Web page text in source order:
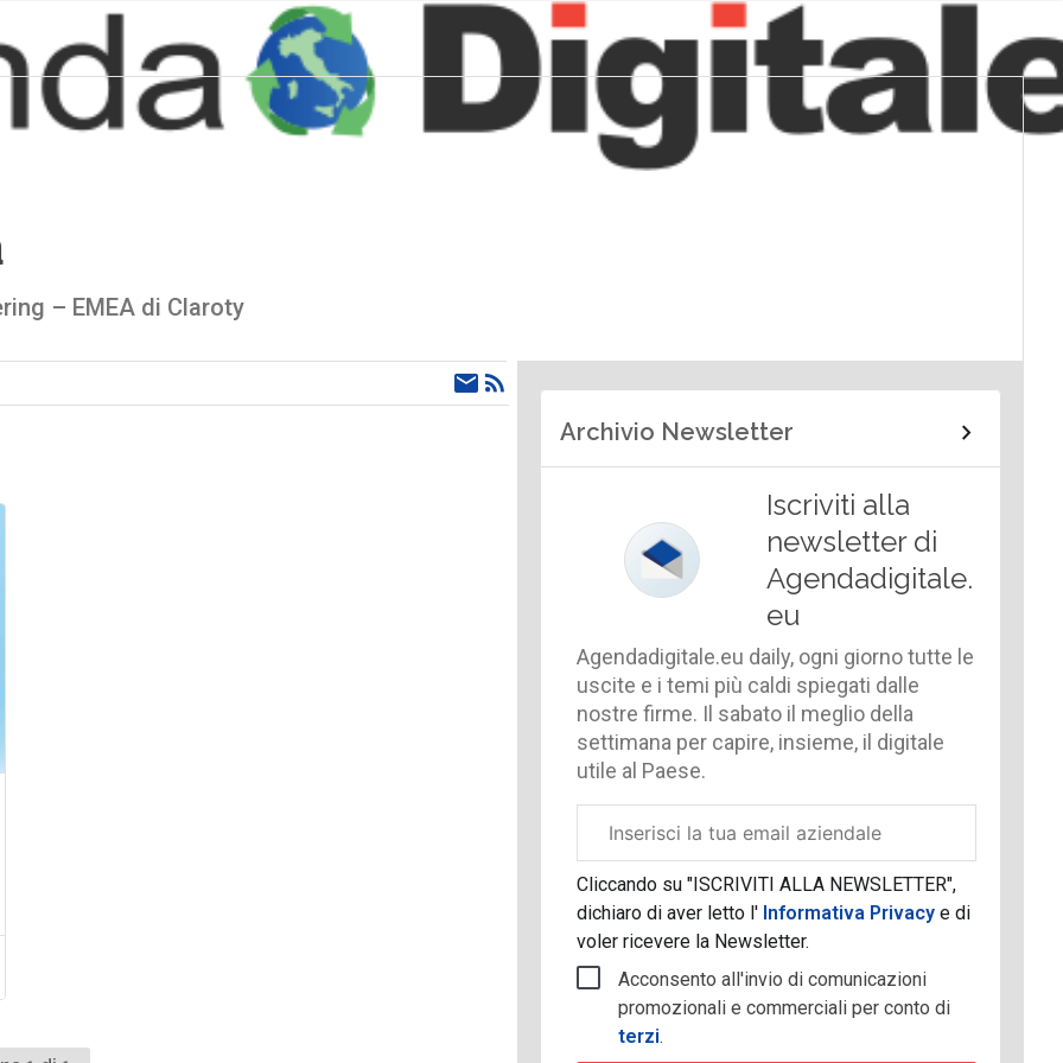
– EMEA di Claroty
Archivio Newsletter
Iscriviti alla
newsletter di
Agendadigitale.
eu
Agendadigitale.eu daily, ogni giorno tutte le
uscite e i temi più caldi spiegati dalle
nostre firme. Il sabato il meglio della
settimana per capire, insieme, il digitale
utile al Paese.
aziendale
Cliccando su "ISCRIVITI ALLA NEWSLETTER",
dichiaro di aver letto l' Informativa Privacye di
voler ricevere la Newsletter.
Acconsento all'invio di comunicazioni
promozionali e commerciali per conto di
terzi.